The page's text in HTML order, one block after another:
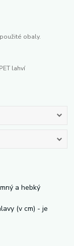
obaly.
lahví
a hebký
(v cm) - je